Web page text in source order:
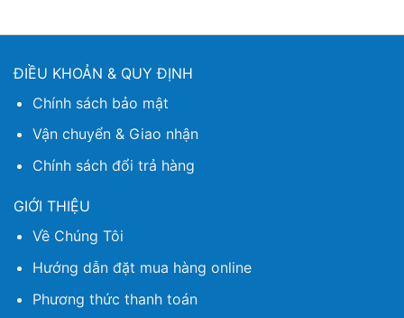
ĐIỀU KHOẢN & QUY ĐỊNH
Chính sách bảo mật
Vận chuyển & Giao nhận
Chính sách đổi trả hàng
GIỚI THIỆU
Về Chúng Tôi
Hướng dẫn đặt mua hàng online
Phương thức thanh toán